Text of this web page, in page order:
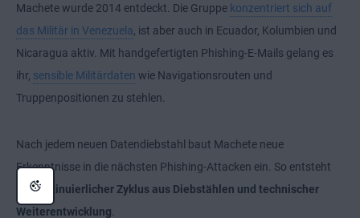
Machete wurde 2014 entdeckt. Die Gruppe konzentriert sich auf
das Militär in Venezuela , ist aber auch in Ecuador, Kolumbien und
Nicaragua aktiv. Mit handgefertigten Phishing-E-Mails gelang es
ihr, sensible Militärdaten wie Navigationsrouten und
Truppenpositionen zu stehlen.
Nach jedem neuen Datendiebstahl baut Machete neue
Erkenntnisse in die nächsten Phishing-Attacken ein. So entsteht
einkontinuierlicher Zyklus aus Diebstählen und technischer
Weiterentwicklung